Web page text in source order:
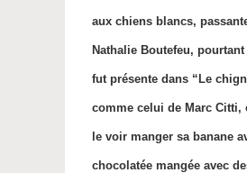
aux chiens blancs,
Nathalie Boutefeu,
fut présente dans “Le
comme celui de Marc Citti,
le voir manger sa banane
chocolatée mangée avec